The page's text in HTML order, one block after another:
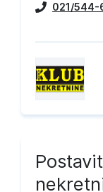
021/544-